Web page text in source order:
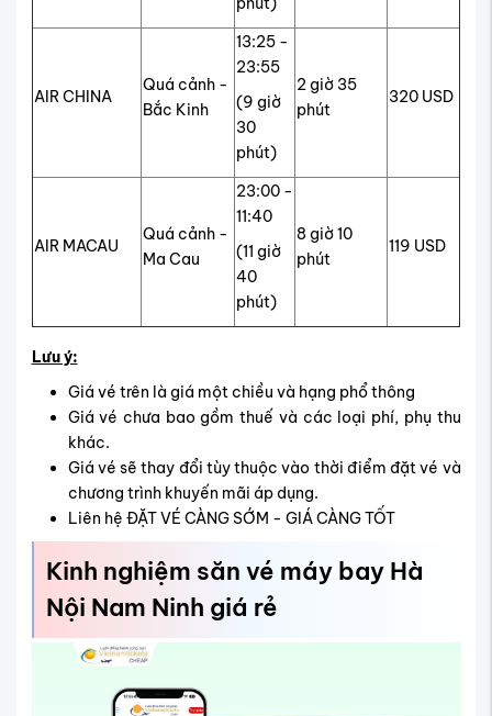
AIR CHINA
Quá cảnh -
Bắc Kinh
13:25 -
23:55
(9 giờ
30
phút)
2 giờ 35
phút
320 USD
AIR MACAU
Quá cảnh -
Ma Cau
23:00 -
11:40
(11 giờ
40
phút)
8 giờ 10
phút
119 USD
Lưu ý:
Giá vé trên là giá một chiều và hạng phổ thông
Giá vé chưa bao gồm thuế và các loại phí, phụ thu
khác.
Giá vé sẽ thay đổi tùy thuộc vào thời điểm đặt vé và
chương trình khuyến mãi áp dụng.
Liên hệ ĐẶT VÉ CÀNG SỚM - GIÁ CÀNG TỐT
Kinh nghiệm săn vé máy bay Hà
Nội Nam Ninh giá rẻ